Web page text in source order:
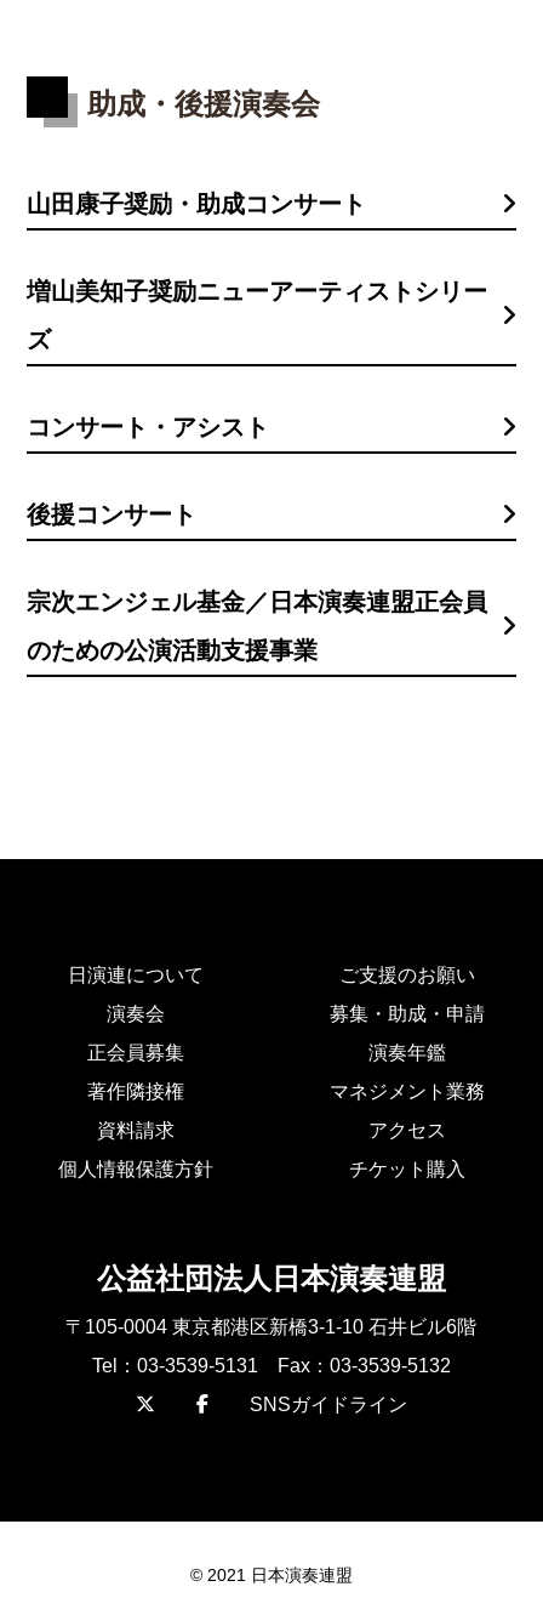
助成・後援演奏会
山田康子奨励・助成コンサート
増山美知子奨励ニューアーティストシリー
ズ
コンサート・アシスト
後援コンサート
宗次エンジェル基金／日本演奏連盟正会員
のための公演活動支援事業
日演連について
ご支援のお願い
演奏会
募集・助成・申請
正会員募集
演奏年鑑
著作隣接権
マネジメント業務
資料請求
アクセス
個人情報保護方針
チケット購入
公益社団法人日本演奏連盟
〒105-0004 東京都港区新橋3-1-10 石井ビル6階
Tel：03-3539-5131 Fax：03-3539-5132
SNSガイドライン
© 2021 日本演奏連盟